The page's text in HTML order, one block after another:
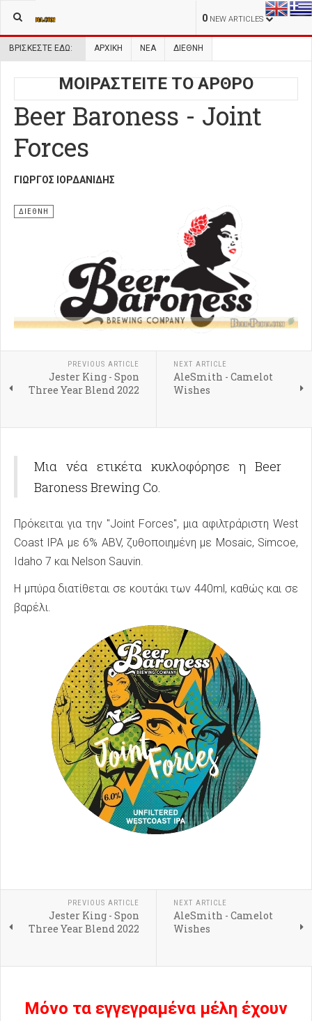
0 NEW ARTICLES
ΒΡΊΣΚΕΣΤΕ ΕΔΏ: ΑΡΧΙΚΉ ΝΕΑ ΔΙΕΘΝΗ
ΜΟΙΡΑΣΤΕΙΤΕ ΤΟ ΑΡΘΡΟ
Beer Baroness - Joint
Forces
ΓΙΏΡΓΟΣ ΙΟΡΔΑΝΊΔΗΣ
ΔΙΕΘΝΗ
PREVIOUS ARTICLE
Jester King - Spon
Three Year Blend 2022
NEXT ARTICLE
AleSmith - Camelot
Wishes
Μια νέα ετικέτα κυκλοφόρησε η Beer
Baroness Brewing Co.
Πρόκειται για την "Joint Forces", μια αφιλτράριστη West
Coast IPA με 6% ABV, ζυθοποιημένη με Mosaic, Simcoe,
Idaho 7 και Nelson Sauvin.
Η μπύρα διατίθεται σε κουτάκι των 440ml, καθώς και σε
βαρέλι.
PREVIOUS ARTICLE
Jester King - Spon
Three Year Blend 2022
NEXT ARTICLE
AleSmith - Camelot
Wishes
Μόνο τα εγγεγραμένα μέλη έχουν